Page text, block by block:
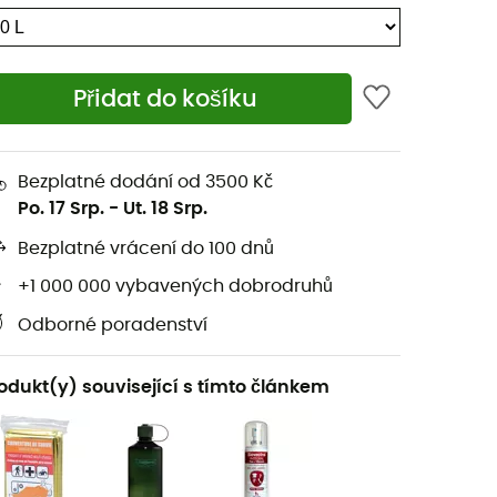
Přidat do košíku
Bezplatné dodání od 3500 Kč
Po. 17 Srp. - Ut. 18 Srp.
Bezplatné vrácení do 100 dnů
+1 000 000 vybavených dobrodruhů
Odborné poradenství
související s tímto článkem